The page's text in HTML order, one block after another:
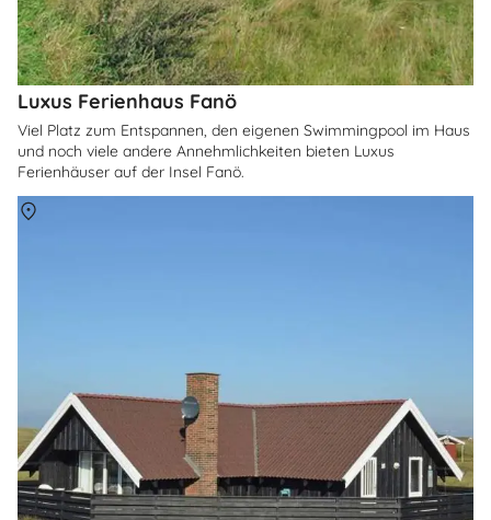
Luxus Ferienhaus Fanö
Viel Platz zum Entspannen, den eigenen Swimmingpool im Haus
und noch viele andere Annehmlichkeiten bieten Luxus
Ferienhäuser auf der Insel Fanö.